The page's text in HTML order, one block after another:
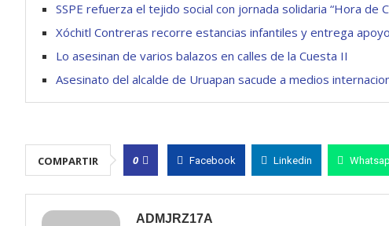
SSPE refuerza el tejido social con jornada solidaria “Hora de
Xóchitl Contreras recorre estancias infantiles y entrega
Lo asesinan de varios balazos en calles de la Cuesta II
Asesinato del alcalde de Uruapan sacude a medios
COMPARTIR 0 Facebook Linkedin
ADMJRZ17A